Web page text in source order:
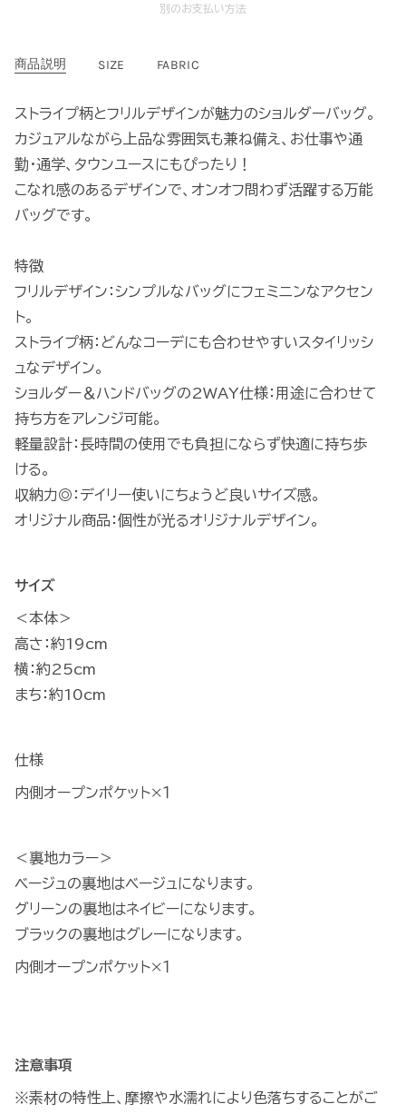
別のお支払い方法
商品説明 SIZE FABRIC
ストライプ柄とフリルデザインが魅力のショルダーバッグ。
カジュアルながら上品な雰囲気も兼ね備え、お仕事や通
勤・通学、タウンユースにもぴったり！
こなれ感のあるデザインで、オンオフ問わず活躍する万能
バッグです。
特徴
フリルデザイン：シンプルなバッグにフェミニンなアクセン
ト。
ストライプ柄：どんなコーデにも合わせやすいスタイリッシ
ュなデザイン。
ショルダー＆ハンドバッグの2WAY仕様：用途に合わせて
持ち方をアレンジ可能。
軽量設計：長時間の使用でも負担にならず快適に持ち歩
ける。
収納力◎：デイリー使いにちょうど良いサイズ感。
オリジナル商品：個性が光るオリジナルデザイン。
サイズ
＜本体＞
高さ：約19cm
横：約25cm
まち：約10cm
仕様
内側オープンポケット×１
＜裏地カラー＞
ベージュの裏地はベージュになります。
グリーンの裏地はネイビーになります。
ブラックの裏地はグレーになります。
内側オープンポケット×１
注意事項
※素材の特性上、摩擦や水濡れにより色落ちすることがご